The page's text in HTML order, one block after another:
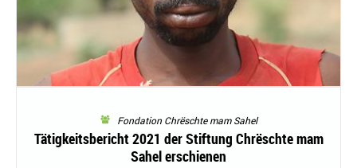
Fondation Chrëschte mam Sahel
Tätigkeitsbericht 2021 der Stiftung Chrëschte mam
Sahel erschienen